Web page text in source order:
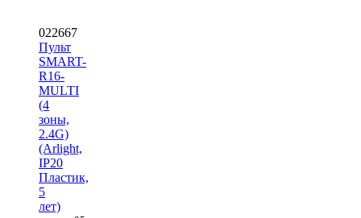
022667
Пульт
SMART-
R16-
MULTI
(4
зоны,
2.4G)
(Arlight,
IP20
Пластик,
5
лет)